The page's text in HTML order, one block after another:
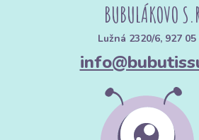
BUBULÁKOVO
Lužná 2320/6, 927